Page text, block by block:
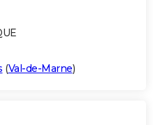
(Val-de-Marne)